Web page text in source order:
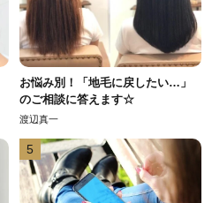
お悩み別！「地毛に戻したい…」
のご相談に答えます☆
渡辺真一
5